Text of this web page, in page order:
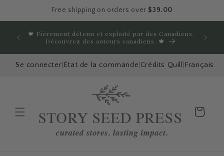
Free shipping on orders over $39.00
contenu
🍁 Fièrement détenu et exploité par des Canadiens.
Découvrez des auteurs canadiens. 🍁
Se connecter État de la commande Crédits Quill Français
Panier